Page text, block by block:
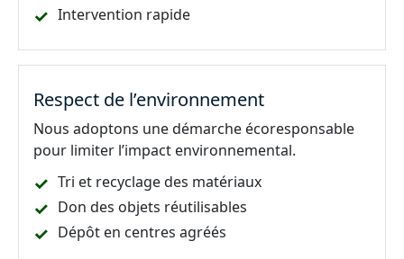
Intervention rapide
Respect de l’environnement
Nous adoptons une démarche écoresponsable
pour limiter l’impact environnemental.
Tri et recyclage des matériaux
Don des objets réutilisables
Dépôt en centres agréés